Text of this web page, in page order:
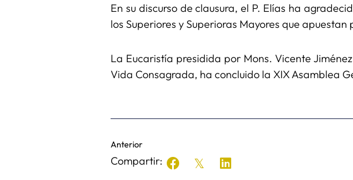
En su discurso de clausura, el P. Elías ha
los Superiores y Superioras Mayores que
La Eucaristía presidida por Mons. Vicente
Vida Consagrada, ha concluido la XIX Asamblea
Anterior
Compartir: